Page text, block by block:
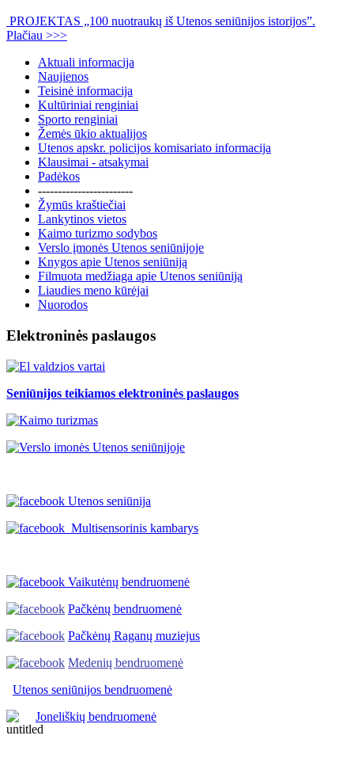
PROJEKTAS „100 nuotraukų iš Utenos seniūnijos istorijos”.
Plačiau >>>
Aktuali informacija
Naujienos
Teisinė informacija
Kultūriniai renginiai
Sporto renginiai
Žemės ūkio aktualijos
Utenos apskr. policijos komisariato informacija
Klausimai - atsakymai
Padėkos
------------------------
Žymūs kraštiečiai
Lankytinos vietos
Kaimo turizmo sodybos
Verslo įmonės Utenos seniūnijoje
Knygos apie Utenos seniūniją
Filmuota medžiaga apie Utenos seniūniją
Liaudies meno kūrėjai
Nuorodos
Elektroninės paslaugos
Seniūnijos teikiamos elektroninės paslaugos
Utenos seniūnija
Multisensorinis kambarys
Vaikutėnų bendruomenė
Pačkėnų bendruomenė
Pačkėnų Raganų muziejus
Medenių bendruomenė
Utenos seniūnijos bendruomenė
Joneliškių bendruomenė